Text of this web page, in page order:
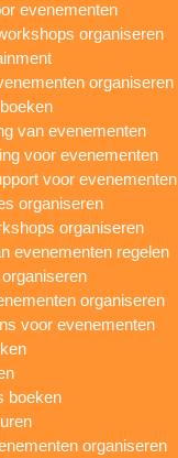
evenementen
organiseren
organiseren
van evenementen
voor evenementen
voor evenementen
organiseren
organiseren
evenementen regelen
organiseren
voor evenementen
boeken
organiseren